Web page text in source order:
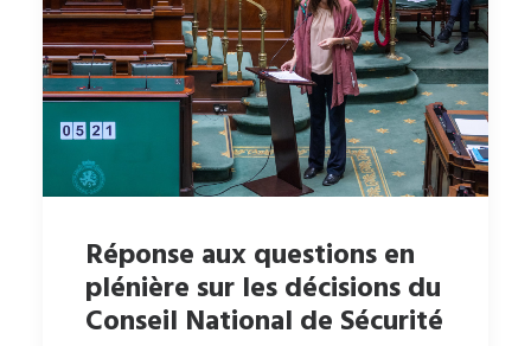
Réponse aux questions en
plénière sur les décisions du
Conseil National de Sécurité